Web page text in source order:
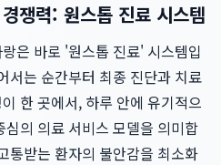
쟁력: 원스톱 진료 시스템
은 바로 '원스톱 진료' 시스템입
서는 순간부터 최종 진단과 치료
한 곳에서, 하루 안에 유기적으
의 의료 서비스 모델을 의미합
통받는 환자의 불안감을 최소화